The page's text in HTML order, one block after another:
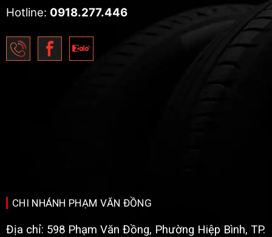
Hotline: 0918.277.446
CHI NHÁNH PHẠM VĂN ĐỒNG
Địa chỉ: 598 Phạm Văn Đồng, Phường Hiệp Bình, TP.